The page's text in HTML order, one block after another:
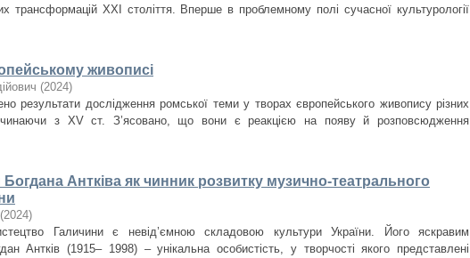
трансформацій ХХІ століття. Вперше в проблемному полі сучасної культурології
живописі
(2024)
результати дослідження ромської теми у творах європейського живопису різних
з XV ст. З’ясовано, що вони є реакцією на появу й розповсюдження
Богдана Антківа як чинник розвитку музично-театрального
(2024)
Галичини є невід’ємною складовою культури України. Його яскравим
Антків (1915– 1998) – унікальна особистість, у творчості якого представлені